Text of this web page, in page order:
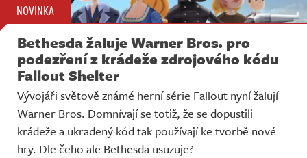
NOVINKA
Bethesda žaluje Warner Bros. pro
podezření z krádeže zdrojového kódu
Fallout Shelter
Vývojáři světově známé herní série Fallout nyní žalují
Warner Bros. Domnívají se totiž, že se dopustili
krádeže a ukradený kód tak používají ke tvorbě nové
hry. Dle čeho ale Bethesda usuzuje?